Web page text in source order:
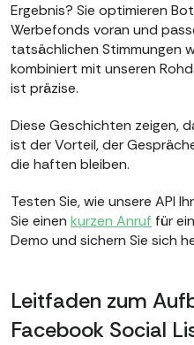
Ergebnis? Sie optimieren
Werbefonds voran und
tatsächlichen Stimmungen
kombiniert mit unseren
ist präzise.
Diese Geschichten zeigen,
ist der Vorteil, der
die haften bleiben.
Testen Sie, wie unsere API
Sie einen kurzen Anruf für
Demo und sichern Sie sich
Leitfaden zum
Facebook Social